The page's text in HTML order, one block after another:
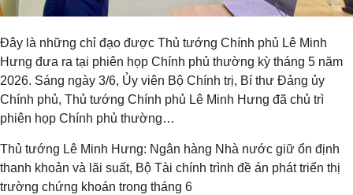
Đây là những chỉ đạo được Thủ tướng Chính phủ Lê Minh
Hưng đưa ra tại phiên họp Chính phủ thường kỳ tháng 5 năm
2026. Sáng ngày 3/6, Ủy viên Bộ Chính trị, Bí thư Đảng ủy
Chính phủ, Thủ tướng Chính phủ Lê Minh Hưng đã chủ trì
phiên họp Chính phủ thường…
Thủ tướng Lê Minh Hưng: Ngân hàng Nhà nước giữ ổn định
thanh khoản và lãi suất, Bộ Tài chính trình đề án phát triển thị
trường chứng khoán trong tháng 6